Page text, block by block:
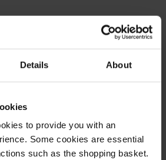
Details About
to provide you with an
Some cookies are essential
such as the shopping basket.
und Reinigung von
unterstützt Sie, bei regelmäßiger
ist gebrauchsfertig, sicher und
gibt keine vergleichbare